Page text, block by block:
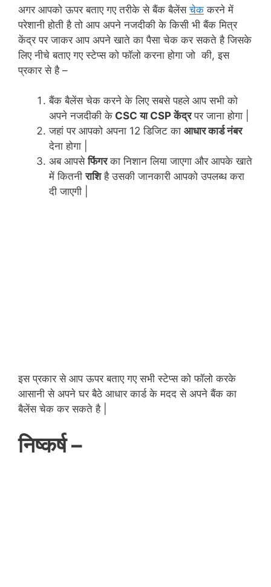
अगर आपको ऊपर बताए गए तरीके से बैंक बैलेंसचेक करने में
परेशानी होती है तो आप अपने नजदीकी के किसी भी बैंक मित्र
केंद्र पर जाकर आप अपने खाते का पैसा चेक कर सकते है जिसके
लिए नीचे बताए गए स्टेप्स को फॉलो करना होगा जो की, इस
प्रकार से है –
बैंक बैलेंस चेक करने के लिए सबसे पहले आप सभी को
अपने नजदीकी के CSC या CSP केंद्रपर जाना होगा |
जहां पर आपको अपना 12 डिजिट का आधार कार्ड नंबर
देना होगा |
अब आपसेफिंगरका निशान लिया जाएगा और आपके खाते
में कितनीराशिहै उसकी जानकारी आपको उपलब्ध करा
दी जाएगी |
इस प्रकार से आप ऊपर बताए गए सभी स्टेप्स को फॉलो करके
आसानी से अपने घर बैठे आधार कार्ड के मदद से अपने बैंक का
बैलेंस चेक कर सकते है |
निष्कर्ष –